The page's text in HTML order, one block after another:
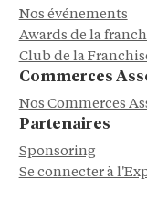
Nos événements
Awards de la
Club de la
Commerces
Nos Commerces
Partenaires
Sponsoring
Se connecter à